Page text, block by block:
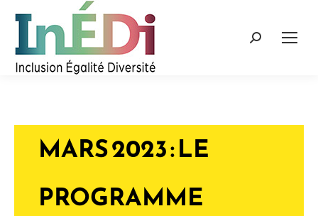
Recherche
MARS 2023 : LE
PROGRAMME